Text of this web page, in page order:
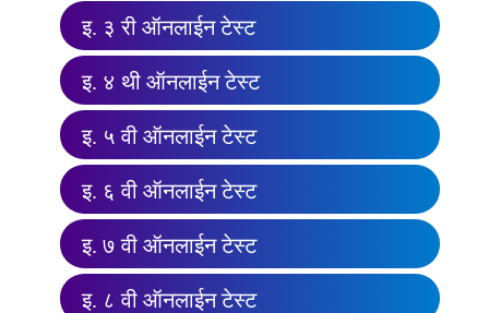
इ. ३ री ऑनलाईन टेस्ट
इ. ४ थी ऑनलाईन टेस्ट
इ. ५ वी ऑनलाईन टेस्ट
इ. ६ वी ऑनलाईन टेस्ट
इ. ७ वी ऑनलाईन टेस्ट
इ. ८ वी ऑनलाईन टेस्ट